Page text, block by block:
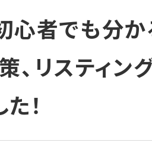
心者でも分
、リスティン
！